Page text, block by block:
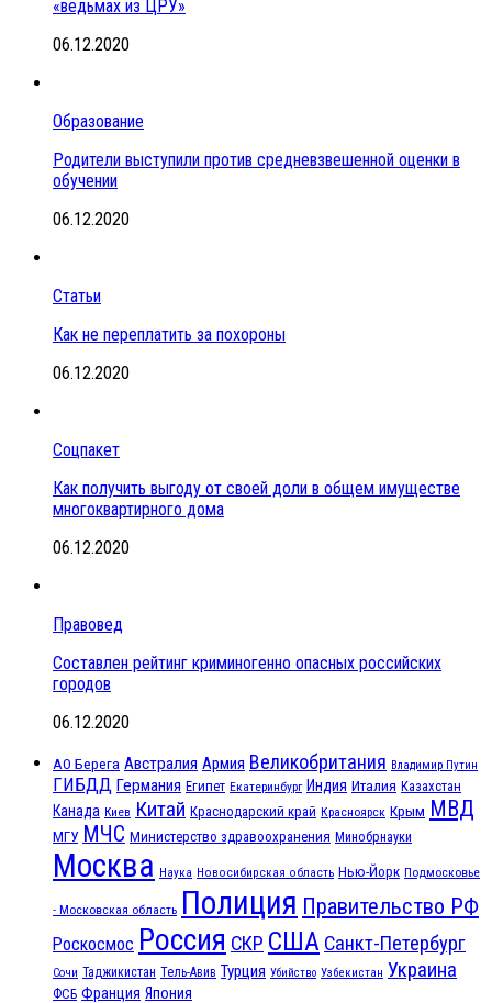
«ведьмах из ЦРУ»
06.12.2020
Образование
Родители выступили против средневзвешенной оценки в
обучении
06.12.2020
Статьи
Как не переплатить за похороны
06.12.2020
Соцпакет
Как получить выгоду от своей доли в общем имуществе
многоквартирного дома
06.12.2020
Правовед
Составлен рейтинг криминогенно опасных российских
городов
06.12.2020
АО Берега Австралия Армия Великобритания Владимир Путин
ГИБДД Германия Египет Екатеринбург Индия Италия Казахстан
Канада Киев Китай Краснодарский край Красноярск Крым МВД
МГУ МЧС Министерство здравоохранения Минобрнауки
Москва Наука Новосибирская область Нью-Йорк Подмосковье
- Московская область Полиция Правительство РФ
Роскосмос Россия СКР США Санкт-Петербург
Сочи Таджикистан Тель-Авив Турция Убийство Узбекистан Украина
ФСБ Франция Япония